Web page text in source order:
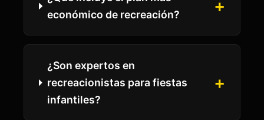
económico de recreación?
¿Son expertos en
recreacionistas para fiestas
infantiles?